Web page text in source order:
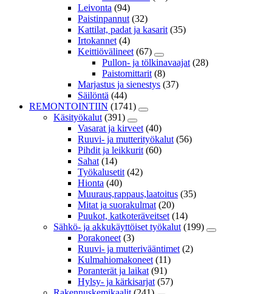
Leivonta (94)
Paistinpannut (32)
Kattilat, padat ja kasarit (35)
Irtokannet (4)
Keittiövälineet (67)
Pullon- ja tölkinavaajat (28)
Paistomittarit (8)
Marjastus ja sienestys (37)
Säilöntä (44)
REMONTOINTIIN (1741)
Käsityökalut (391)
Vasarat ja kirveet (40)
Ruuvi- ja mutterityökalut (56)
Pihdit ja leikkurit (60)
Sahat (14)
Työkalusetit (42)
Hionta (40)
Muuraus,rappaus,laatoitus (35)
Mitat ja suorakulmat (20)
Puukot, katkoteräveitset (14)
Sähkö- ja akkukäyttöiset työkalut (199)
Porakoneet (3)
Ruuvi- ja mutterivääntimet (2)
Kulmahiomakoneet (11)
Poranterät ja laikat (91)
Hylsy- ja kärkisarjat (57)